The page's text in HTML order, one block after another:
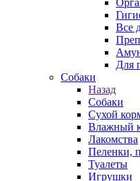
Все
Для
Собаки
Назад
Собаки
Сухой
Влажный
Лакомства
Пеленки,
Туалеты
Игрушки